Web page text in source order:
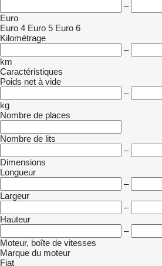
–
Euro
Euro 4 Euro 5 Euro 6
Kilométrage
–
km
Caractéristiques
Poids net à vide
–
kg
Nombre de places
Nombre de lits
–
Dimensions
Longueur
–
Largeur
–
Hauteur
–
Moteur, boîte de vitesses
Marque du moteur
Fiat